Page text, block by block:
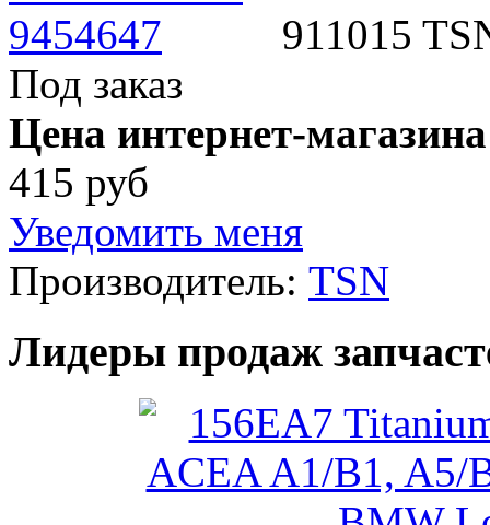
911015
Под заказ
Цена интернет-
415 руб
Уведомить меня
Производитель: TSN
Лидеры продаж